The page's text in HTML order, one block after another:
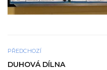
PŘEDCHOZÍ
DUHOVÁ DÍLNA